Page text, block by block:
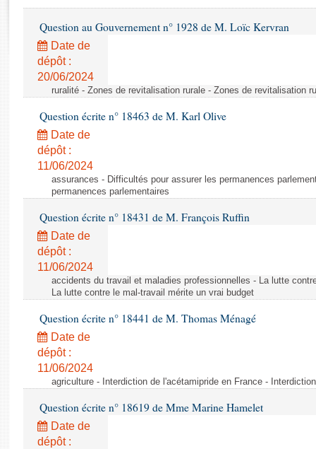
Baromètre de l’application des lois
Dossiers législatifs
Budget et sécurité sociale
Questions écrites et orales
Comptes rendus des débats
Question au Gouvernement n° 1928 de M. Loïc Kervran
Date de
dépôt :
20/06/2024
ruralité - Zones de revitalisation rurale - Zones de revitalisation
Question écrite n° 18463 de M. Karl Olive
Date de
dépôt :
11/06/2024
assurances - Difficultés pour assurer les permanences
permanences parlementaires
Question écrite n° 18431 de M. François Ruffin
Date de
dépôt :
11/06/2024
accidents du travail et maladies professionnelles - La lutte
La lutte contre le mal-travail mérite un vrai budget
Question écrite n° 18441 de M. Thomas Ménagé
Date de
dépôt :
11/06/2024
agriculture - Interdiction de l'acétamipride en France -
Question écrite n° 18619 de Mme Marine Hamelet
Date de
dépôt :